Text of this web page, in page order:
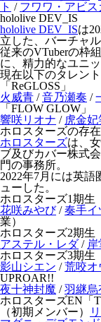
ト / フワワ・アビス
hololive DEV_IS
hololive DEV_ISは
立した、バーチャル
従来のVTuberの枠
に、精力的なユニ
現在以下のタレン
「ReGLOSS」
火威青 /音乃瀬奏 /
「FLOW GLOW」
響咲リオナ / 虎金妃
ホロスターズの存在
ホロスターズは、
ブ及びカバー株式
門の事務所。
2022年7月には英
ューした。
ホロスターズ1期生
花咲みやび/奏手イ
業）
ホロスターズ2期生
アステル・レダ/
ホロスターズ3期生
影山シエン /荒咬オ
UPROAR!!
夜十神封魔 /羽継烏
ホロスターズEN「
（初期メンバー）